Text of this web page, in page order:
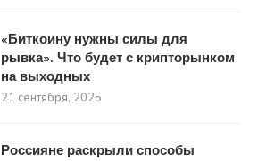
«Биткоину нужны силы для
рывка». Что будет с крипторынком
на выходных
21 сентября, 2025
Россияне раскрыли способы